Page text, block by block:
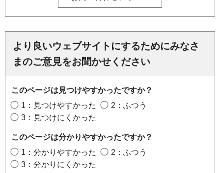
より良いウェブサイトにするためにみなさ
まのご意見をお聞かせください
このページは見つけやすかったですか？
1：見つけやすかった
2：ふつう
3：見つけにくかった
このページは分かりやすかったですか？
1：分かりやすかった
2：ふつう
3：分かりにくかった